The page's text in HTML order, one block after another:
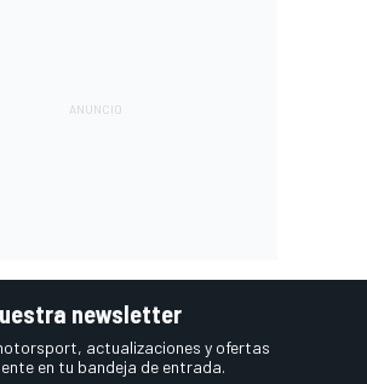
newsletter
actualizaciones y ofertas
en tu bandeja de entrada.